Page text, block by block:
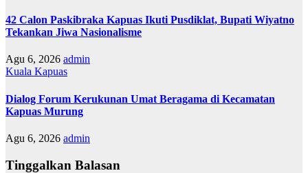
42 Calon Paskibraka Kapuas Ikuti Pusdiklat, Bupati Wiyatno
Tekankan Jiwa Nasionalisme
Agu 6, 2026 admin
Kuala Kapuas
Dialog Forum Kerukunan Umat Beragama di Kecamatan
Kapuas Murung
Agu 6, 2026 admin
Tinggalkan Balasan